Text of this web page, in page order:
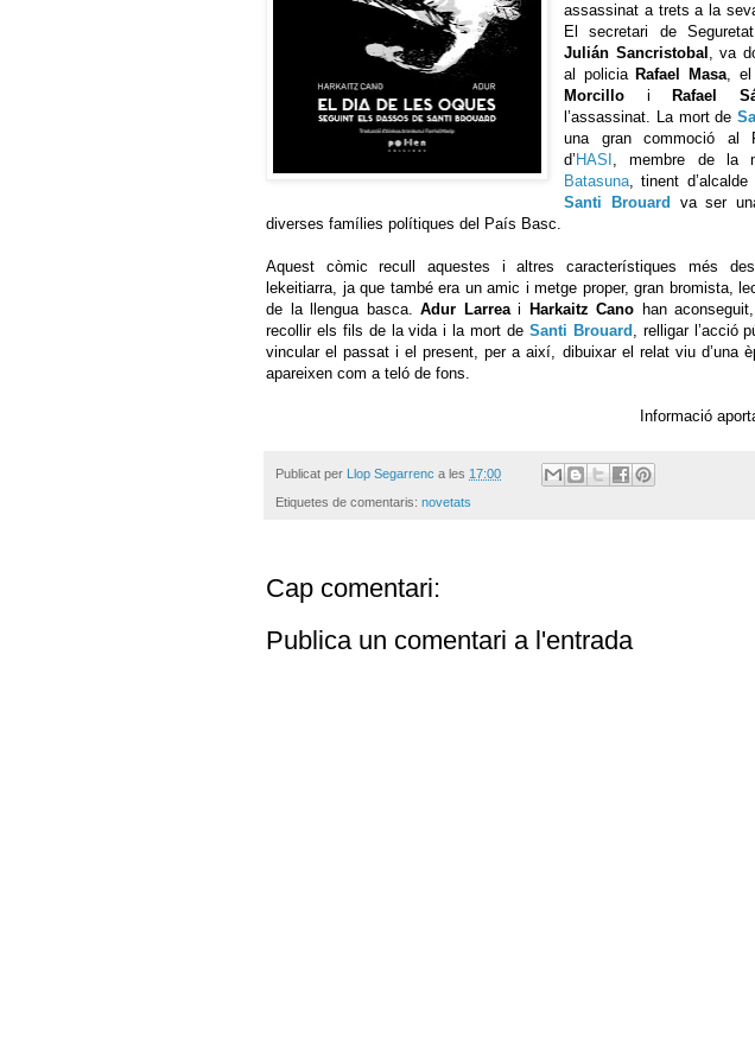
assassinat a trets a la
El secretari de
Julián Sancristobal , va
al policia Rafael Masa, el
Morcillo i Rafael
l’assassinat. La mort de
una gran commoció al
d’ HASI , membre de la
Batasuna, tinent d’alcalde
Santi Brouard
va ser
diverses famílies polítiques del País Basc.
Aquest còmic recull aquestes i altres característiques més
lekeitiarra, ja que també era un amic i metge proper, gran bromista,
de la llengua basca.Adur Larreai Harkaitz Cano han
recollir els fils de la vida i la mort de Santi Brouard , relligar l’acció
vincular el passat i el present, per a així, dibuixar el relat viu d’una
apareixen com a teló de fons.
Informació
Publicat per Llop Segarrenc a les 17:00
Etiquetes de comentaris: novetats
Cap comentari:
Publica un comentari a l'entrada